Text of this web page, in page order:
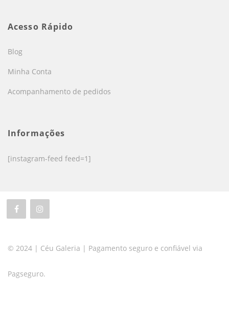
Acesso Rápido
Blog
Minha Conta
Acompanhamento de pedidos
Informações
[instagram-feed feed=1]
© 2024 | Céu Galeria | Pagamento seguro e confiável via
Pagseguro.